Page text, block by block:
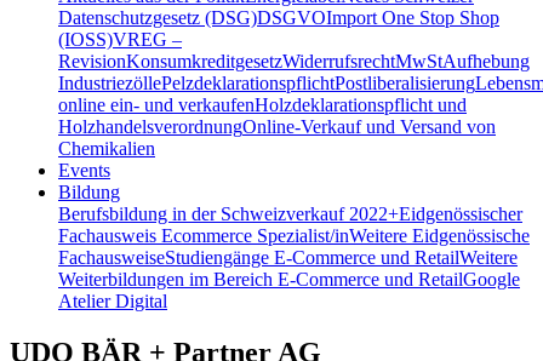
Datenschutzgesetz (DSG)DSGVOImport One Stop Shop
(IOSS)VREG –
RevisionKonsumkreditgesetzWiderrufsrechtMwStAufhebung
IndustriezöllePelzdeklarationspflichtPostliberalisierung
online ein- und verkaufenHolzdeklarationspflicht und
HolzhandelsverordnungOnline-Verkauf und Versand von
Chemikalien
Events
Bildung
Berufsbildung in der Schweizverkauf 2022+Eidgenössischer
Fachausweis Ecommerce Spezialist/inWeitere Eidgenössische
FachausweiseStudiengänge E-Commerce und RetailWeitere
Weiterbildungen im Bereich E-Commerce und RetailGoogle
Atelier Digital
UDO BÄR + Partner AG